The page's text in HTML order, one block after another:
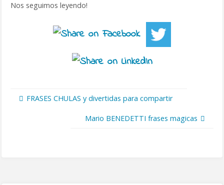
Nos seguimos leyendo!
FRASES CHULAS y divertidas para compartir
Mario BENEDETTI frases magicas